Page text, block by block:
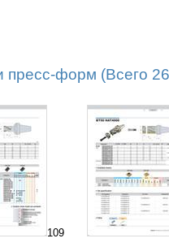
пресс-форм (Всего
109